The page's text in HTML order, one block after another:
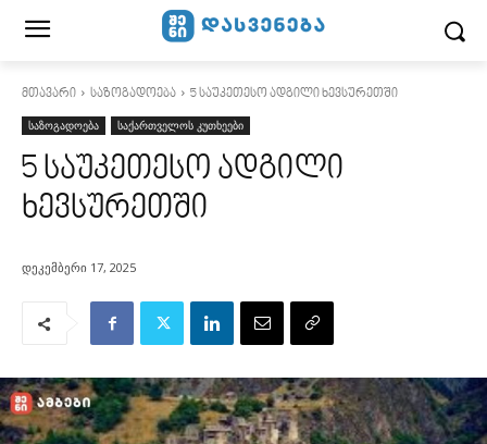
მთავარი საზოგადოება 5 საუკეთესო ადგილი ხევსურეთში
საზოგადოება საქართველოს კუთხეები
5 საუკეთესო ადგილი
ხევსურეთში
დეკემბერი 17, 2025